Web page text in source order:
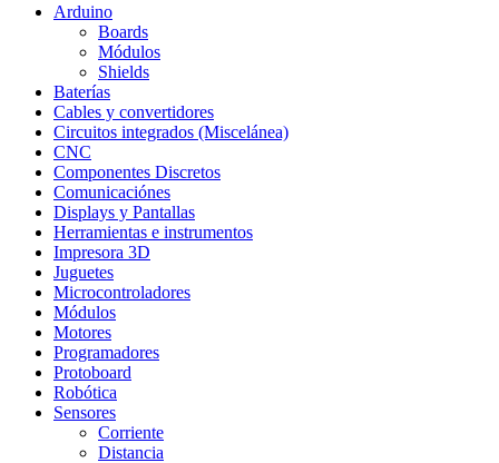
Arduino
Boards
Módulos
Shields
Baterías
Cables y convertidores
Circuitos integrados (Miscelánea)
CNC
Componentes Discretos
Comunicaciónes
Displays y Pantallas
Herramientas e instrumentos
Impresora 3D
Juguetes
Microcontroladores
Módulos
Motores
Programadores
Protoboard
Robótica
Sensores
Corriente
Distancia